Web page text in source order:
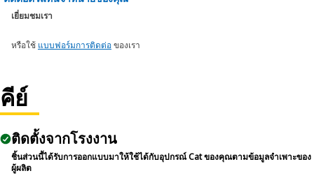
เยี่ยมชมเรา
หรือใช้ แบบฟอร์มการติดต่อของเรา
คีย์
ติดตั้งจากโรงงาน
ชิ้นส่วนนี้ได้รับการออกแบบมาให้ใช้ได้กับอุปกรณ์ Cat ของคุณตามข้อมูลจำเพาะของ
ผู้ผลิต